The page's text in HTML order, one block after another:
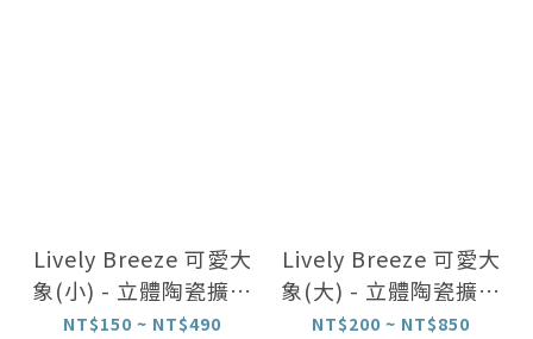
Lively Breeze 可愛大
象(小) - 立體陶瓷擴香
/ 精油組合
NT$150 ~ NT$490
Lively Breeze 可愛大
象(大) - 立體陶瓷擴香
/ 精油組合
NT$200 ~ NT$850